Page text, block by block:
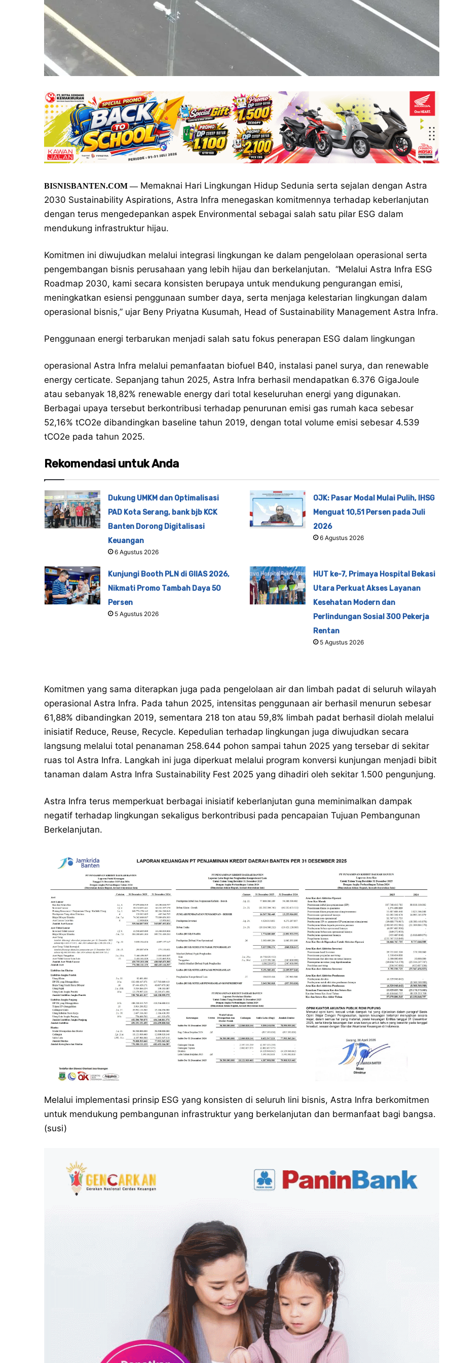
BISNISBANTEN.COM—Memaknai Hari Lingkungan Hidup Sedunia serta sejalan dengan Astra
2030 Sustainability Aspirations, Astra Infra menegaskan komitmennya terhadap keberlanjutan
dengan terus mengedepankan aspek Environmental sebagai salah satu pilar ESG dalam
mendukung infrastruktur hijau.
Komitmen ini diwujudkan melalui integrasi lingkungan ke dalam pengelolaan operasional serta
pengembangan bisnis perusahaan yang lebih hijau dan berkelanjutan. “Melalui Astra Infra ESG
Roadmap 2030, kami secara konsisten berupaya untuk mendukung pengurangan emisi,
meningkatkan esiensi penggunaan sumber daya, serta menjaga kelestarian lingkungan dalam
operasional bisnis,” ujar Beny Priyatna Kusumah, Head of Sustainability Management Astra Infra.
Penggunaan energi terbarukan menjadi salah satu fokus penerapan ESG dalam lingkungan
operasional Astra Infra melalui pemanfaatan biofuel B40, instalasi panel surya, dan renewable
energy certicate. Sepanjang tahun 2025, Astra Infra berhasil mendapatkan 6.376 GigaJoule
atau sebanyak 18,82% renewable energy dari total keseluruhan energi yang digunakan.
Berbagai upaya tersebut berkontribusi terhadap penurunan emisi gas rumah kaca sebesar
52,16% tCO2e dibandingkan baseline tahun 2019, dengan total volume emisi sebesar 4.539
tCO2e pada tahun 2025.
Rekomendasi untuk Anda
Dukung UMKM dan Optimalisasi
PAD Kota Serang, bank bjb KCK
Banten Dorong Digitalisasi
Keuangan
6 Agustus 2026
OJK: Pasar Modal Mulai Pulih, IHSG
Menguat 10,51 Persen pada Juli
2026
6 Agustus 2026
Kunjungi Booth PLN di GIIAS 2026,
Nikmati Promo Tambah Daya 50
Persen
5 Agustus 2026
HUT ke-7, Primaya Hospital Bekasi
Utara Perkuat Akses Layanan
Kesehatan Modern dan
Perlindungan Sosial 300 Pekerja
Rentan
5 Agustus 2026
Komitmen yang sama diterapkan juga pada pengelolaan air dan limbah padat di seluruh wilayah
operasional Astra Infra. Pada tahun 2025, intensitas penggunaan air berhasil menurun sebesar
61,88% dibandingkan 2019, sementara 218 ton atau 59,8% limbah padat berhasil diolah melalui
inisiatif Reduce, Reuse, Recycle. Kepedulian terhadap lingkungan juga diwujudkan secara
langsung melalui total penanaman 258.644 pohon sampai tahun 2025 yang tersebar di sekitar
ruas tol Astra Infra. Langkah ini juga diperkuat melalui program konversi kunjungan menjadi bibit
tanaman dalam Astra Infra Sustainability Fest 2025 yang dihadiri oleh sekitar 1.500 pengunjung.
Astra Infra terus memperkuat berbagai inisiatif keberlanjutan guna meminimalkan dampak
negatif terhadap lingkungan sekaligus berkontribusi pada pencapaian Tujuan Pembangunan
Berkelanjutan.
Melalui implementasi prinsip ESG yang konsisten di seluruh lini bisnis, Astra Infra berkomitmen
untuk mendukung pembangunan infrastruktur yang berkelanjutan dan bermanfaat bagi bangsa.
(susi)